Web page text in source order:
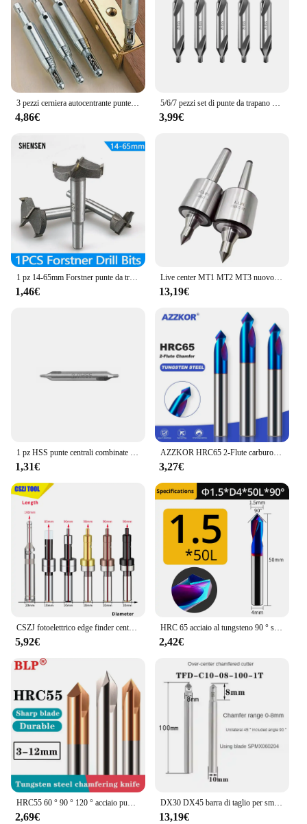
comprehensive nature means that you have
everything you need at your fingertips, making it an
excellent choice for those who value efficiency and
adaptability. Whether you're a wholesaler, vendor,
or a DIY enthusiast, this centratore fresa set is an
investment that will serve you well.
4,86€ 3,99€
1 pz 14-65mm Forstner punte da trapano autocentrante sega a tazza taglierina in acciaio al carbonio carburo di tungsteno taglierina per legno strumenti per la lavorazione del legno
1,46€
Live center MT1 MT2 MT3 nuovo tipo di macchina utensile ditale rotativo punta centrale tornio mobile centro cono cutter fresatrice rotativa
13,19€
1 pz HSS punte centrali combinate 60 gradi controsoffitti Set di punte angolari 1.0mm 1.5mm 2.0mm 2.5mm 3mm 5mm punta da trapano in metallo
1,31€
AZZKOR HRC65 2-Flute carburo di acciaio al tungsteno blu Nano rivestimento trapano di centraggio CNC lavorazione meccanica smusso fresa
3,27€
CSZJ fotoelettrico edge finder centraggio centro di lavoro ceramic electronic LED Buzzer fresatura CNC machine tool SEF
5,92€
HRC 65 acciaio al tungsteno 90 ° smusso di centraggio 2 lame in acciaio inossidabile speciale, trapano a punta in carburo rivestito nano blu
2,42€
HRC55 60 ° 90 ° 120 ° acciaio punta fissa trapano smussatura cutter acciaio al tungsteno fresa centraggio trapano posizionamento in lega trapano
2,69€
DX30 DX45 barra di taglio per smussatura di centraggio CNC 30 gradi barra di taglio per smussatura a punto fisso a 45 gradi
13,19€